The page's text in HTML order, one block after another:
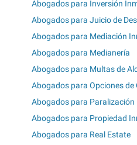
Abogados para Inversión
Abogados para Juicio de
Abogados para Mediación
Abogados para Medianería
Abogados para Multas de
Abogados para Opciones de
Abogados para Paralización
Abogados para Propiedad
Abogados para Real Estate